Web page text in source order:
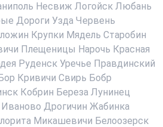
Несвиж Логойск Любань
Дороги Узда Червень
Крупки Мядель Старобин
Плещеницы Нарочь Красная
Руденск Уречье Правдинский
Кривичи Свирь Бобр
Кобрин Береза Лунинец
Иваново Дрогичин Жабинка
Микашевичи Белоозерск